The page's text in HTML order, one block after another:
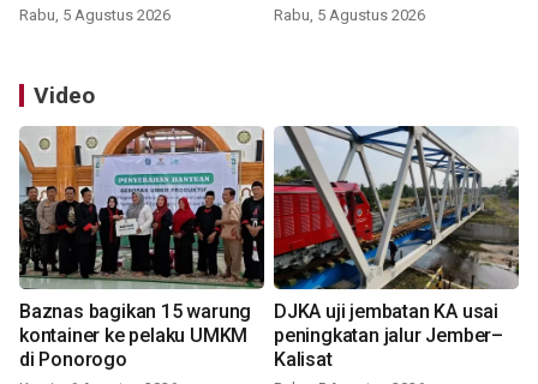
Rabu, 5 Agustus 2026 Rabu, 5 Agustus 2026
Video
Baznas bagikan 15 warung
kontainer ke pelaku UMKM
di Ponorogo
DJKA uji jembatan KA usai
peningkatan jalur Jember–
Kalisat